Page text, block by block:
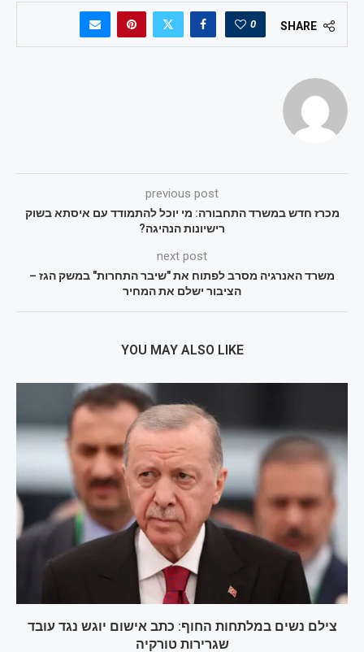
SHARE
0
previous post
מכרז חדש במשרד התחבורה: מי יוכל להתמודד עם איסתא בשוק
רישיונות הנהיגה?
next post
משרד האנרגיה מסרב לפתוח את "שיבר התחרות" במשק הגז –
הציבור ישלם את המחיר
YOU MAY ALSO LIKE
צילם נשים במלתחות החוף: כתב אישום יוגש נגד עובד
שגרירות טורקיה